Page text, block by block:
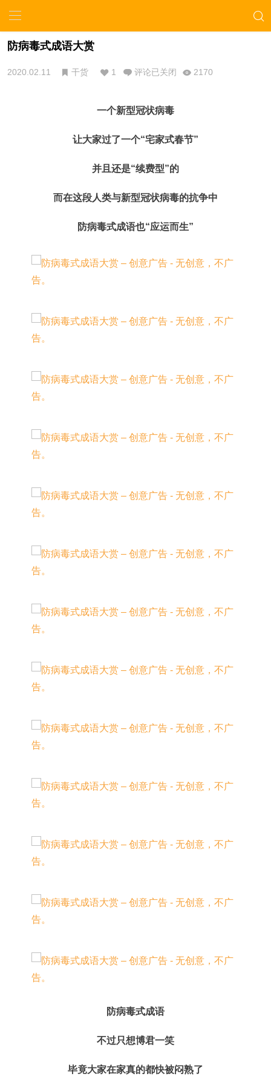
防病毒式成语大赏
2020.02.11 干货 1 评论已关闭 2170
一个新型冠状病毒
让大家过了一个“宅家式春节”
并且还是“续费型”的
而在这段人类与新型冠状病毒的抗争中
防病毒式成语也“应运而生”
防病毒式成语
不过只想博君一笑
毕竟大家在家真的都快被闷熟了